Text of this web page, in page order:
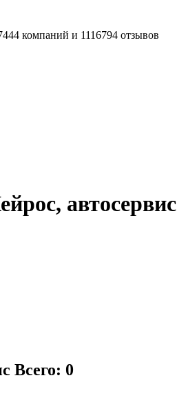
компаний и 1116794 отзывов
автосервис
Всего: 0